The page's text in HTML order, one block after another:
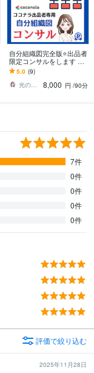
自分組織図完全版⭐️出品者
限定コンサルをします 幸
せにあなたらしくココナ
ラで実績を上げる方法見
つかります⭐️
5.0 (9)
光の仕事人＠SACHIKO
8,000 円 /90分
7件
0件
0件
0件
0件
評価で絞り込む
2025年11月28日